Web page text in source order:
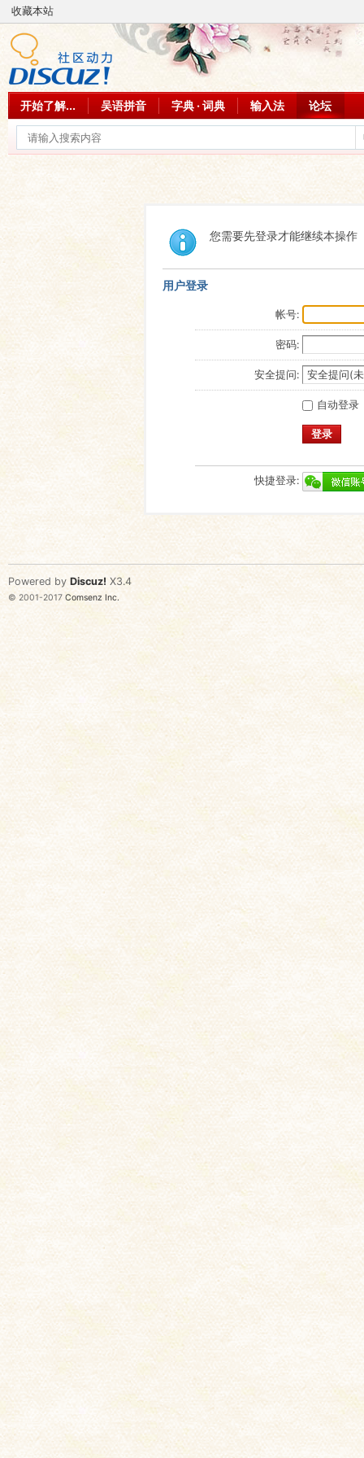
收藏本站
开始了解... 吴语拼音 字典 · 词典 输入法 论坛
您需要先登录才能继续本操作
用户登录
帐号:
密码:
安全提问:
自动登录
登录
快捷登录:
Powered by Discuz! X3.4
© 2001-2017 Comsenz Inc.